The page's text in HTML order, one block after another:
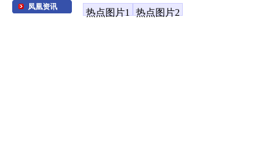
凤凰资讯
热点图片1 热点图片2